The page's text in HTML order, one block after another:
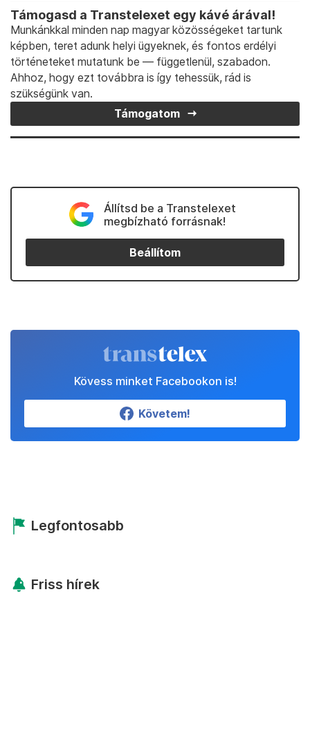
Támogasd a Transtelexet egy kávé árával!
Munkánkkal minden nap magyar közösségeket tartunk
képben, teret adunk helyi ügyeknek, és fontos erdélyi
történeteket mutatunk be — függetlenül, szabadon.
Ahhoz, hogy ezt továbbra is így tehessük, rád is
szükségünk van.
Támogatom
Állítsd be a Transtelexet
megbízható forrásnak!
Beállítom
Kövess minket Facebookon is!
Követem!
Legfontosabb
Friss hírek